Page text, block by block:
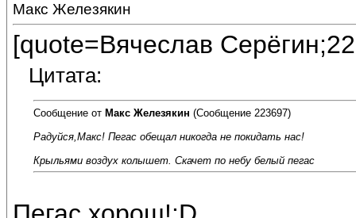
Макс Железякин
[quote=Вячеслав
Цитата:
Сообщение от Макс Железякин (Сообщение 223697)
Радуйся,Макс! Пегас обещал никогда не покидать нас!
Крыльями воздух колышет. Скачет по небу белый пегас